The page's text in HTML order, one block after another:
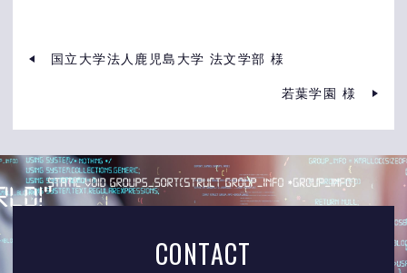
国立大学法人鹿児島大学 法文学部 様
若葉学園 様
CONTACT